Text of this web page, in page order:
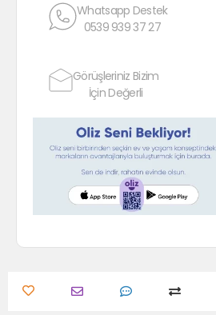
Whatsapp Destek
0539 939 37 27
Görüşleriniz Bizim
İçin Değerli